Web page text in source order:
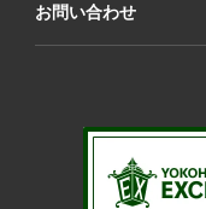
お問い合わせ